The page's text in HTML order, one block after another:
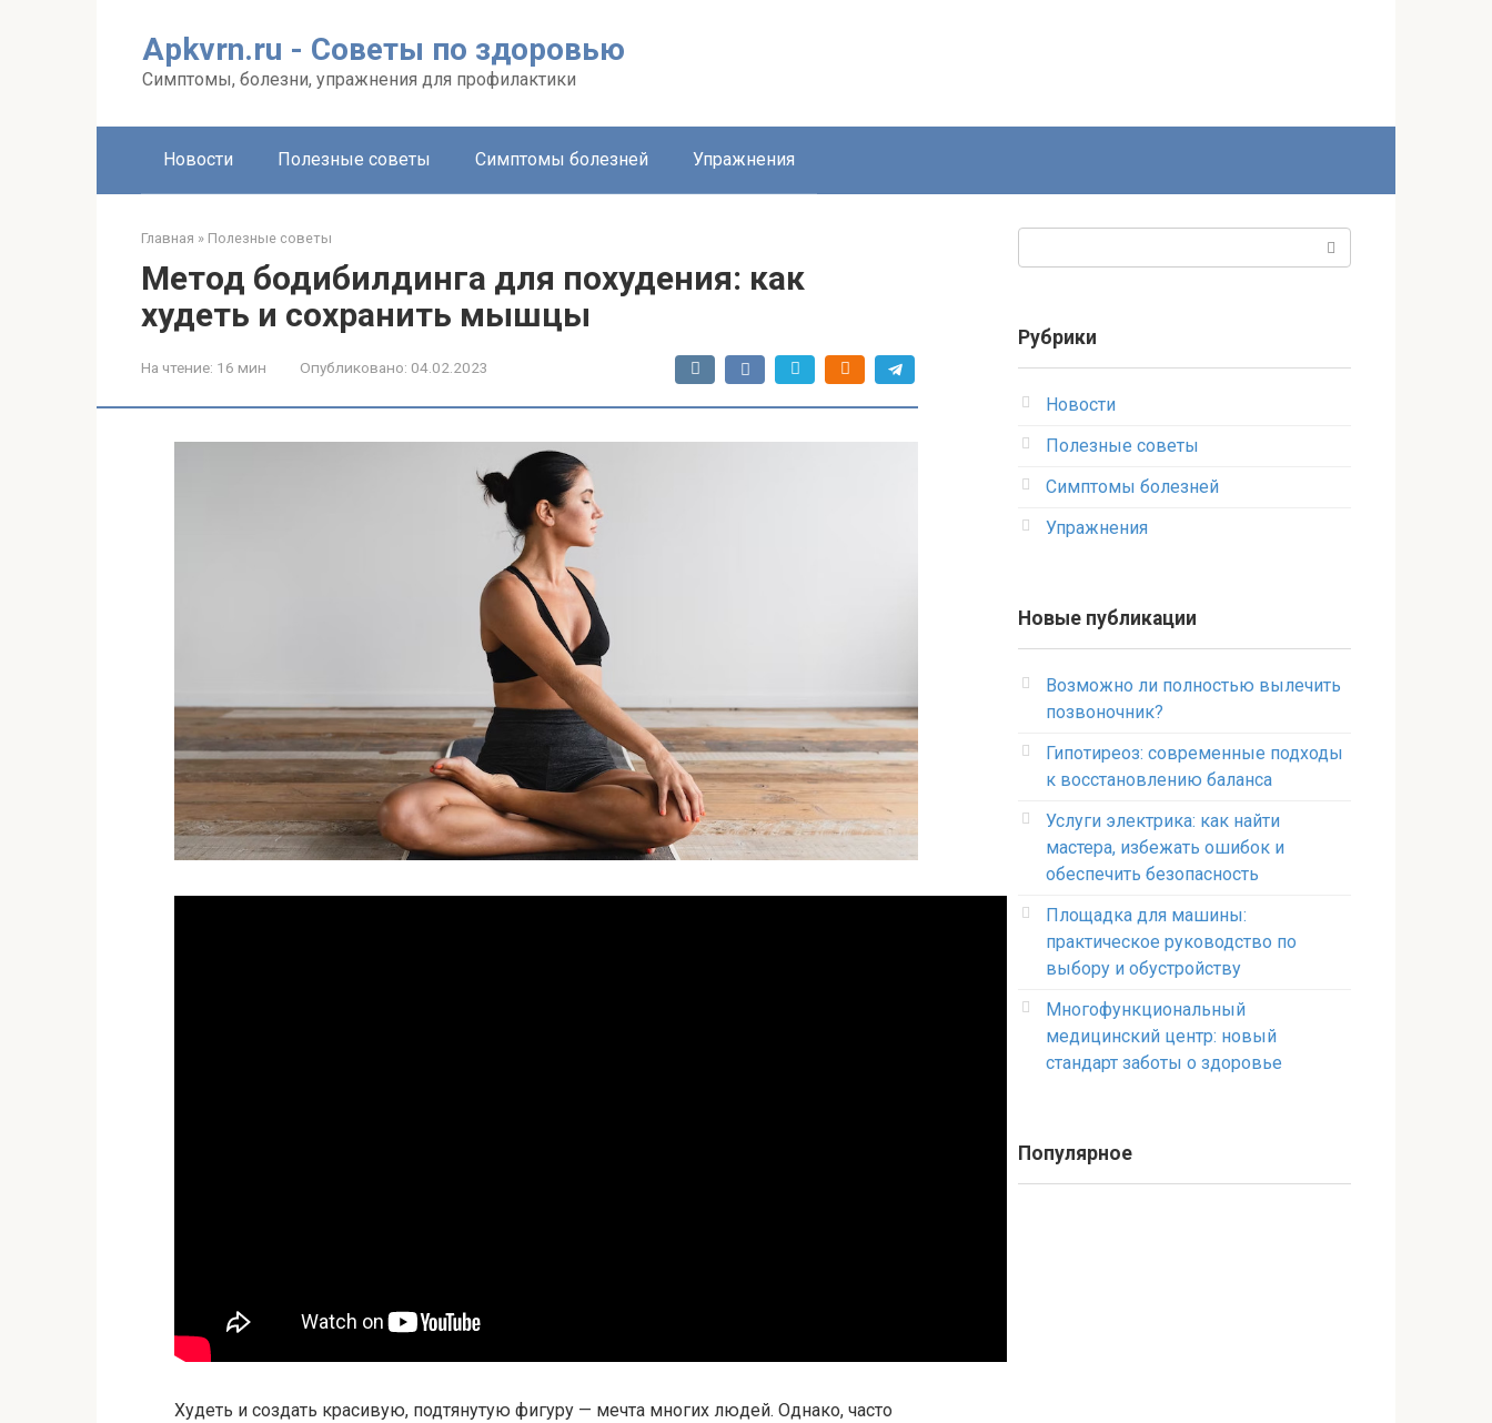
Apkvrn.ru - Советы по здоровью
Симптомы, болезни, упражнения для профилактики
Новости Полезные советы Симптомы болезней Упражнения
Главная » Полезные советы
Метод бодибилдинга для похудения: как
худеть и сохранить мышцы
На чтение: 16 мин Опубликовано: 04.02.2023
Худеть и создать красивую, подтянутую фигуру — мечта многих людей. Однако, часто
Рубрики
Новости
Полезные советы
Симптомы болезней
Упражнения
Новые публикации
Возможно ли полностью вылечить
позвоночник?
Гипотиреоз: современные подходы
к восстановлению баланса
Услуги электрика: как найти
мастера, избежать ошибок и
обеспечить безопасность
Площадка для машины:
практическое руководство по
выбору и обустройству
Многофункциональный
медицинский центр: новый
стандарт заботы о здоровье
Популярное